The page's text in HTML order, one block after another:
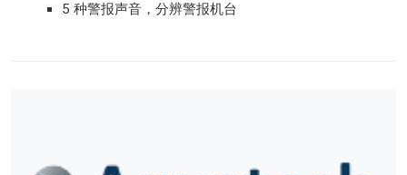
5 种警报声音，分辨警报机台